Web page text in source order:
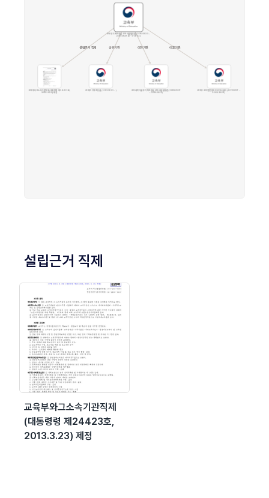
설립근거 직제
교육부와그소속기관직제
(대통령령 제24423호,
2013.3.23) 제정